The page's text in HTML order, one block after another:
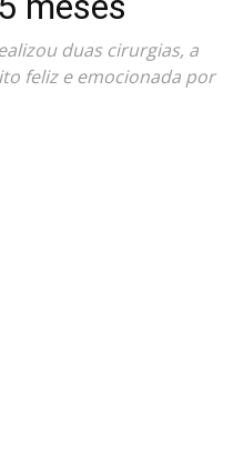
duas cirurgias, a
feliz e emocionada por